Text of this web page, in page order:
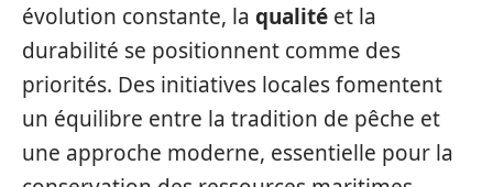
évolution constante, la qualité et la
durabilité se positionnent comme des
priorités. Des initiatives locales fomentent
un équilibre entre la tradition de pêche et
une approche moderne, essentielle pour la